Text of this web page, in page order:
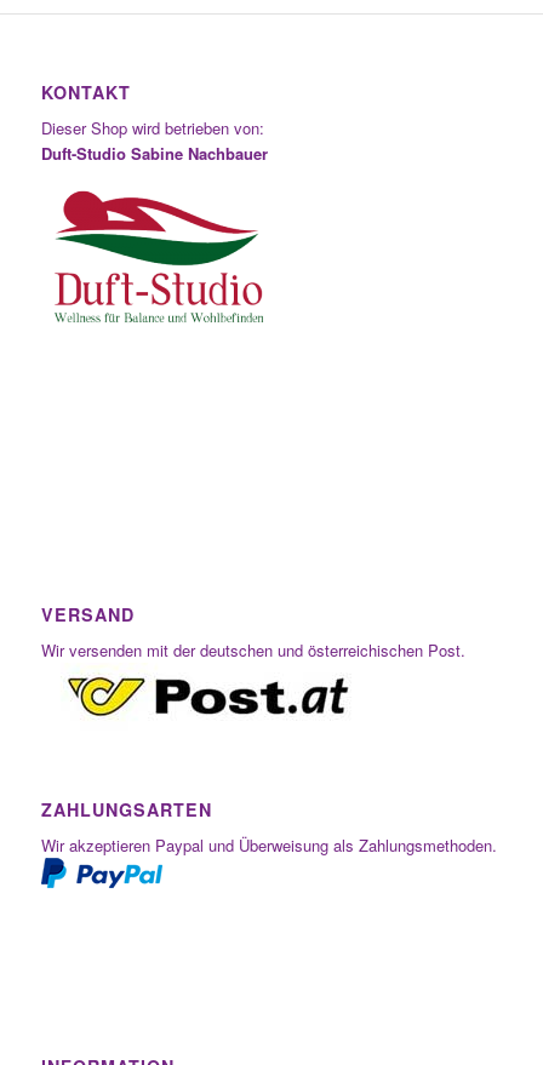
KONTAKT
Dieser Shop wird betrieben von:
Duft-Studio Sabine Nachbauer
VERSAND
Wir versenden mit der deutschen und österreichischen Post.
ZAHLUNGSARTEN
Wir akzeptieren Paypal und Überweisung als Zahlungsmethoden.